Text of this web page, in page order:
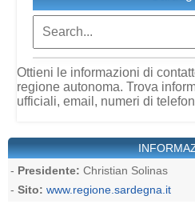
Ottieni le informazioni di
regione autonoma. Trova
ufficiali, email, numeri di
- Presidente: Christian Solinas
- Sito: www.regione.sardegna.it